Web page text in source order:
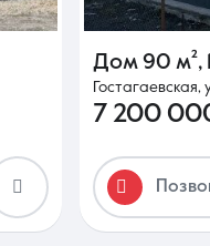
Дом 90 м²,
Гостагаевская,
7 200